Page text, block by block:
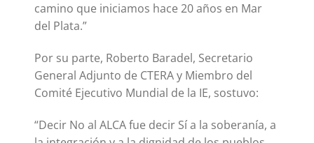
camino que iniciamos hace 20 años en Mar
del Plata.”
Por su parte, Roberto Baradel, Secretario
General Adjunto de CTERA y Miembro del
Comité Ejecutivo Mundial de la IE, sostuvo:
“Decir No al ALCA fue decir Sí a la soberanía, a